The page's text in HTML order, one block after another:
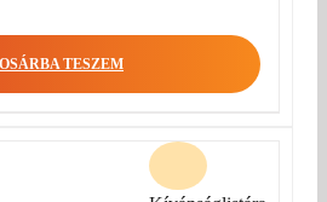
TESZEM